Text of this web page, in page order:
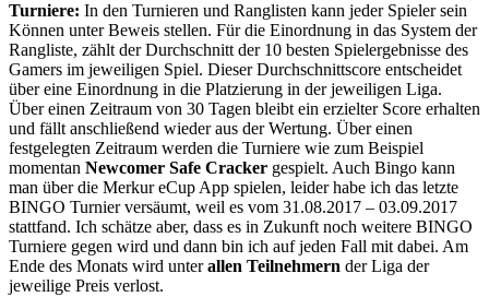
Turniere: In den Turnieren und Ranglisten kann jeder Spieler sein
Können unter Beweis stellen. Für die Einordnung in das System der
Rangliste, zählt der Durchschnitt der 10 besten Spielergebnisse des
Gamers im jeweiligen Spiel. Dieser Durchschnittscore entscheidet
über eine Einordnung in die Platzierung in der jeweiligen Liga.
Über einen Zeitraum von 30 Tagen bleibt ein erzielter Score erhalten
und fällt anschließend wieder aus der Wertung. Über einen
festgelegten Zeitraum werden die Turniere wie zum Beispiel
momentan Newcomer Safe Cracker gespielt. Auch Bingo kann
man über die Merkur eCup App spielen, leider habe ich das letzte
BINGO Turnier versäumt, weil es vom 31.08.2017 – 03.09.2017
stattfand. Ich schätze aber, dass es in Zukunft noch weitere BINGO
Turniere gegen wird und dann bin ich auf jeden Fall mit dabei. Am
Ende des Monats wird unterallen Teilnehmern der Liga der
jeweilige Preis verlost.